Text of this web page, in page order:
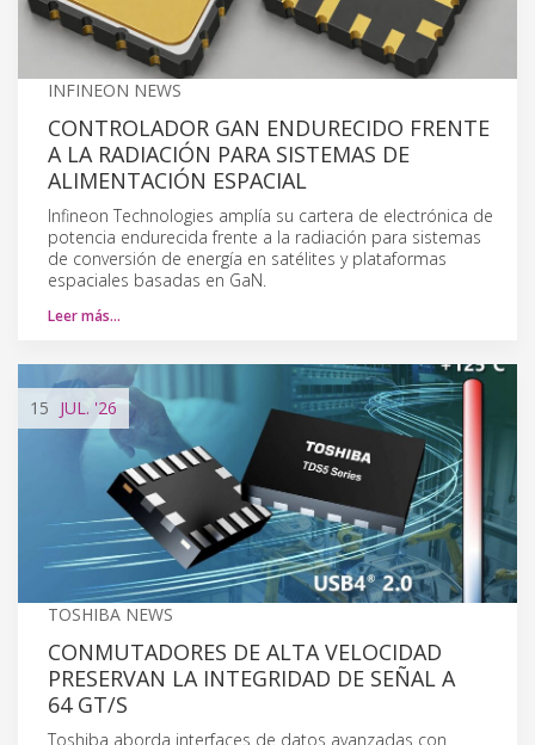
INFINEON NEWS
CONTROLADOR GAN ENDURECIDO FRENTE
A LA RADIACIÓN PARA SISTEMAS DE
ALIMENTACIÓN ESPACIAL
Infineon Technologies amplía su cartera de electrónica de
potencia endurecida frente a la radiación para sistemas
de conversión de energía en satélites y plataformas
espaciales basadas en GaN.
Leer más…
15 JUL. '26
TOSHIBA NEWS
CONMUTADORES DE ALTA VELOCIDAD
PRESERVAN LA INTEGRIDAD DE SEÑAL A
64 GT/S
Toshiba aborda interfaces de datos avanzadas con